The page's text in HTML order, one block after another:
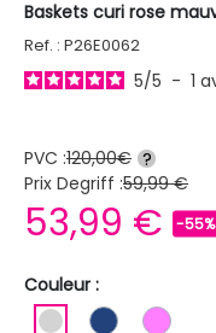
Baskets curi rose
Ref. : P26E0062
5/5 - 1
PVC :120,00€ ?
Prix Degriff :59,99 €
53,99 € -55%
Couleur :
GRIS CLAIRBLEU FONCE
ROSE